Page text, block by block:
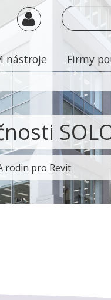
nástroje Firmy
rodin pro Revit